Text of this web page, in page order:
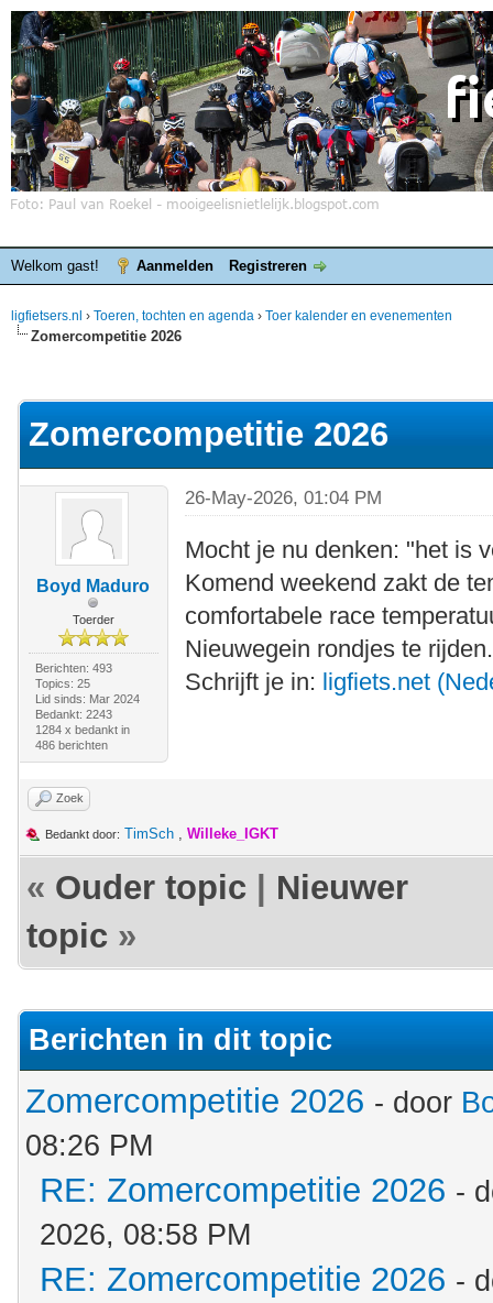
Welkom gast! Aanmelden Registreren
ligfietsers.nl › Toeren, tochten en agenda › Toer kalender en evenementen
Zomercompetitie 2026
Zomercompetitie 2026
Boyd Maduro
Toerder
Berichten: 493
Topics: 25
Lid sinds: Mar 2024
Bedankt: 2243
1284 x bedankt in
486 berichten
26-May-2026, 01:04 PM
Mocht je nu denken: "het is
Komend weekend zakt de
comfortabele race
Nieuwegein rondjes te rijden.
Schrijft je in: ligfiets.net
Zoek
Bedankt door: TimSch , Willeke_IGKT
« Ouder topic
Nieuwer
topic »
Berichten in dit topic
Zomercompetitie 2026 - door
08:26 PM
RE: Zomercompetitie 2026 -
2026, 08:58 PM
RE: Zomercompetitie 2026 -